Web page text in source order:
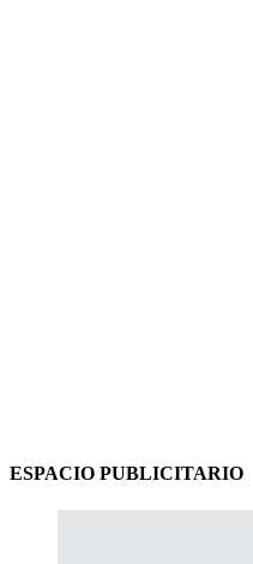
ESPACIO PUBLICITARIO